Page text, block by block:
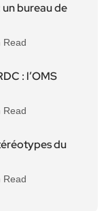
bureau de
Read
: l’OMS
Read
du
Read